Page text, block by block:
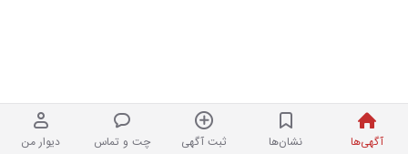
آگهی‌ها نشان‌ها ثبت آگهی چت و تماس دیوار من